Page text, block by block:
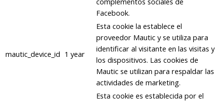
Facebook.
mautic_device_id 1 year
Esta cookie la establece el
proveedor Mautic y se utiliza para
identificar al visitante en las visitas y
los dispositivos. Las cookies de
Mautic se utilizan para respaldar las
actividades de marketing.
Esta cookie es establecida por el